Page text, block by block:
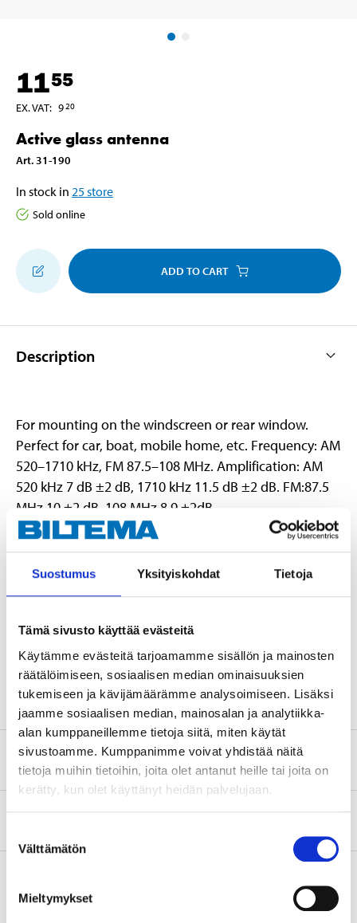
Suostumus Yksityiskohdat Tietoja
Tämä sivusto käyttää evästeitä
Käytämme evästeitä tarjoamamme sisällön ja mainosten
räätälöimiseen, sosiaalisen median ominaisuuksien
tukemiseen ja kävijämäärämme analysoimiseen. Lisäksi
jaamme sosiaalisen median, mainosalan ja analytiikka-
alan kumppaneillemme tietoja siitä, miten käytät
sivustoamme. Kumppanimme voivat yhdistää näitä
tietoja muihin tietoihin, joita olet antanut heille tai joita on
kerätty, kun olet käyttänyt heidän palvelujaan.
valinta
Välttämätön
Mieltymykset
1155
EX. VAT: 920
Active glass antenna
Art. 31-190
In stock in 25store
Sold online
ADD TO CART
Description
For mounting on the windscreen or rear window.
Perfect for car, boat, mobile home, etc. Frequency: AM
520–1710 kHz, FM 87.5–108 MHz. Amplification: AM
520 kHz 7 dB ±2 dB, 1710 kHz 11.5 dB ±2 dB. FM:87.5
MHz 10 ±2 dB, 108 MHz 8.9 ±2dB.
Technical specifications
Impedance
75 Ω
Safety instructions and other information